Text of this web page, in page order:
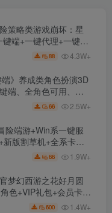
策略类游戏崩坏：星
端+一键代理+一键启
88 4.3W+
端》养成类角色扮演3D
端、全角色可用、无
装教程
66 2.5W+
险端游+Win系一键服
版割草机+全系卡池
66 1.9W+
梦幻西游之花好月圆
色+VIP礼包+会员卡
其他修改资料
600 1.4W+